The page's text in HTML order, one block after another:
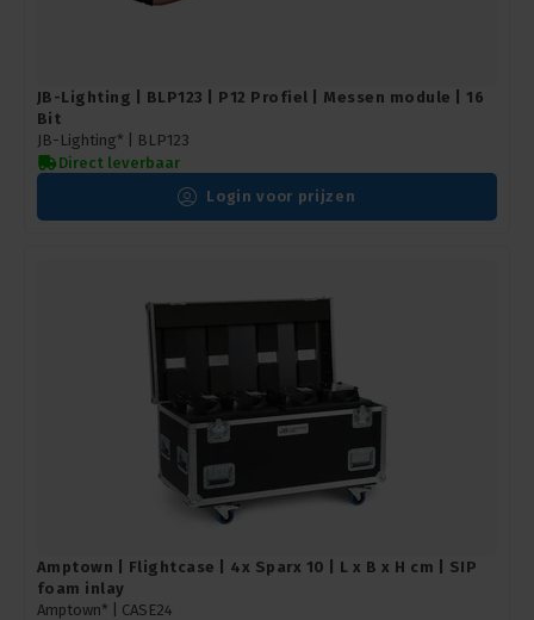
JB-Lighting | BLP123 | P12 Profiel | Messen module | 16
Bit
JB-Lighting* |
BLP123
Direct leverbaar
Login voor prijzen
Amptown | Flightcase | 4x Sparx 10 | L x B x H cm | SIP
foam inlay
Amptown* | CASE24